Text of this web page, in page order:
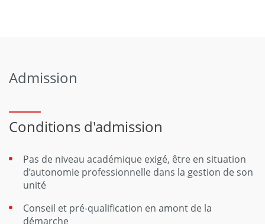
Admission
Conditions d'admission
Pas de niveau académique exigé, être en situation
d’autonomie professionnelle dans la gestion de son
unité
Conseil et pré-qualification en amont de la
démarche